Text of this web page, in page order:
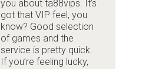
you about ta88vips. It’s
got that VIP feel, you
know? Good selection
of games and the
service is pretty quick.
If you’re feeling lucky,